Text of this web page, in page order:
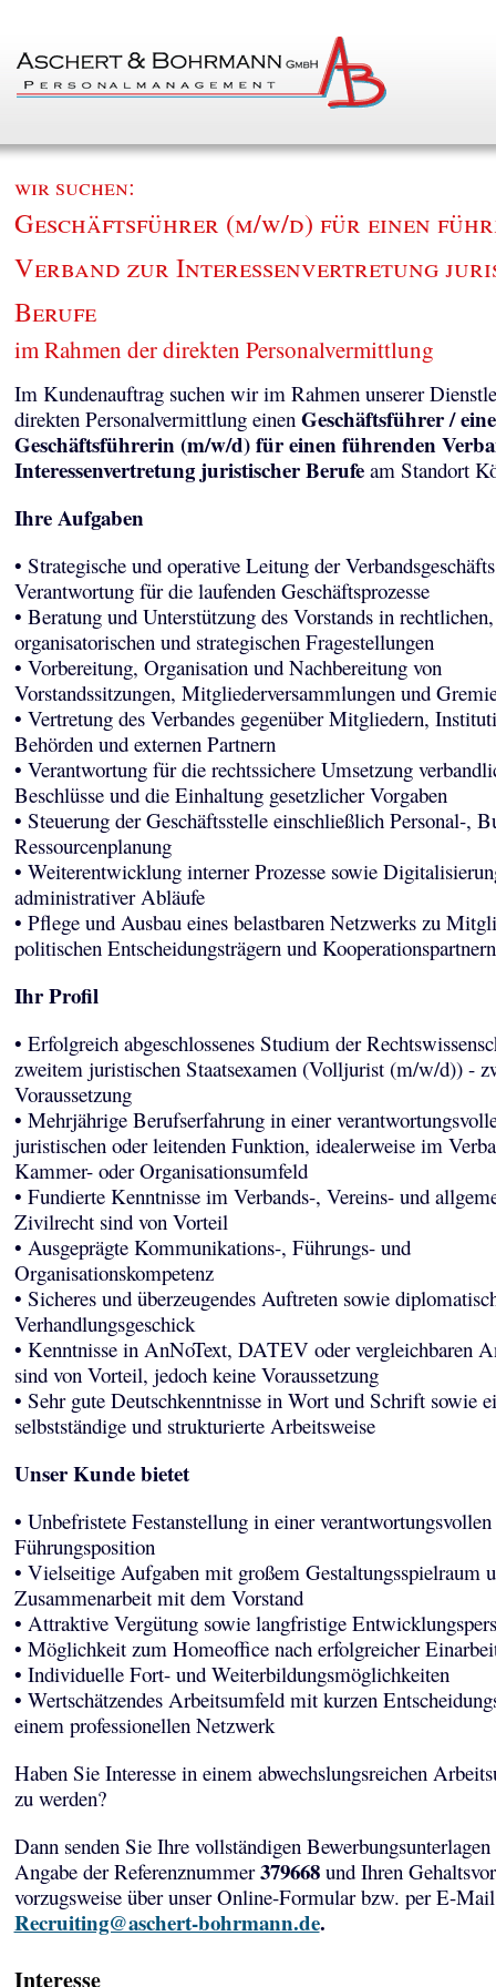
wir suchen:
Geschäftsführer (m/w/d) für einen
Verband zur Interessenvertretung
Berufe
im Rahmen der direkten Personalvermittlung
Im Kundenauftrag suchen wir im Rahmen unserer
direkten Personalvermittlung einen Geschäftsführer / eine
Geschäftsführerin (m/w/d) für einen führenden
Interessenvertretung juristischer Berufeam Standort
Ihre Aufgaben
• Strategische und operative Leitung der
Verantwortung für die laufenden Geschäftsprozesse
• Beratung und Unterstützung des Vorstands in rechtlichen,
organisatorischen und strategischen Fragestellungen
• Vorbereitung, Organisation und Nachbereitung von
Vorstandssitzungen, Mitgliederversammlungen und
• Vertretung des Verbandes gegenüber Mitgliedern,
Behörden und externen Partnern
• Verantwortung für die rechtssichere Umsetzung
Beschlüsse und die Einhaltung gesetzlicher Vorgaben
• Steuerung der Geschäftsstelle einschließlich Personal-,
Ressourcenplanung
• Weiterentwicklung interner Prozesse sowie
administrativer Abläufe
• Pflege und Ausbau eines belastbaren Netzwerks zu
politischen Entscheidungsträgern und Kooperationspartnern
Ihr Profil
• Erfolgreich abgeschlossenes Studium der
zweitem juristischen Staatsexamen (Volljurist (m/w/d)) -
Voraussetzung
• Mehrjährige Berufserfahrung in einer
juristischen oder leitenden Funktion, idealerweise im
Kammer- oder Organisationsumfeld
• Fundierte Kenntnisse im Verbands-, Vereins- und
Zivilrecht sind von Vorteil
• Ausgeprägte Kommunikations-, Führungs- und
Organisationskompetenz
• Sicheres und überzeugendes Auftreten sowie
Verhandlungsgeschick
• Kenntnisse in AnNoText, DATEV oder vergleichbaren
sind von Vorteil, jedoch keine Voraussetzung
• Sehr gute Deutschkenntnisse in Wort und Schrift sowie
selbstständige und strukturierte Arbeitsweise
Unser Kunde bietet
• Unbefristete Festanstellung in einer verantwortungsvollen
Führungsposition
• Vielseitige Aufgaben mit großem Gestaltungsspielraum
Zusammenarbeit mit dem Vorstand
• Attraktive Vergütung sowie langfristige
• Möglichkeit zum Homeoffice nach erfolgreicher
• Individuelle Fort- und Weiterbildungsmöglichkeiten
• Wertschätzendes Arbeitsumfeld mit kurzen
einem professionellen Netzwerk
Haben Sie Interesse in einem abwechslungsreichen
zu werden?
Dann senden Sie Ihre vollständigen Bewerbungsunterlagen
Angabe der Referenznummer379668und Ihren
vorzugsweise über unser Online-Formular bzw. per E-
Recruiting@aschert-bohrmann.de.
Interesse